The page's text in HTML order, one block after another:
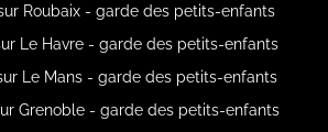
Roubaix - garde des petits-enfants
Le Havre - garde des petits-enfants
Le Mans - garde des petits-enfants
Grenoble - garde des petits-enfants